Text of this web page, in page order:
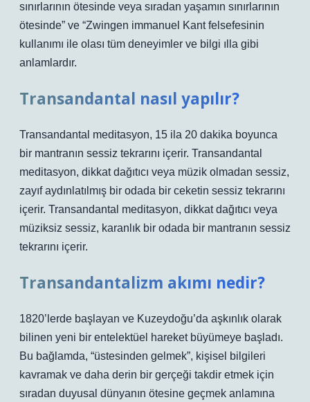
sınırlarının ötesinde veya sıradan yaşamın sınırlarının
ötesinde” ve “Zwingen immanuel Kant felsefesinin
kullanımı ile olası tüm deneyimler ve bilgi ılla gibi
anlamlardır.
Transandantal nasıl yapılır?
Transandantal meditasyon, 15 ila 20 dakika boyunca
bir mantranın sessiz tekrarını içerir. Transandantal
meditasyon, dikkat dağıtıcı veya müzik olmadan sessiz,
zayıf aydınlatılmış bir odada bir ceketin sessiz tekrarını
içerir. Transandantal meditasyon, dikkat dağıtıcı veya
müziksiz sessiz, karanlık bir odada bir mantranın sessiz
tekrarını içerir.
Transandantalizm akımı nedir?
1820’lerde başlayan ve Kuzeydoğu’da aşkınlık olarak
bilinen yeni bir entelektüel hareket büyümeye başladı.
Bu bağlamda, “üstesinden gelmek”, kişisel bilgileri
kavramak ve daha derin bir gerçeği takdir etmek için
sıradan duyusal dünyanın ötesine geçmek anlamına